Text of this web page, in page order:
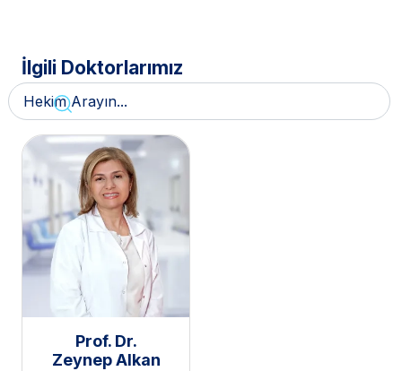
İlgili Doktorlarımız
Prof. Dr.
Zeynep Alkan